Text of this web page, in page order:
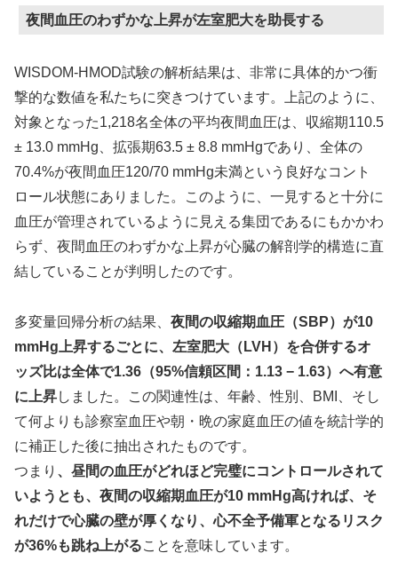
夜間血圧のわずかな上昇が左室肥大を助長する
WISDOM-HMOD試験の解析結果は、非常に具体的かつ衝
撃的な数値を私たちに突きつけています。上記のように、
対象となった1,218名全体の平均夜間血圧は、収縮期110.5
± 13.0 mmHg、拡張期63.5 ± 8.8 mmHgであり、全体の
70.4%が夜間血圧120/70 mmHg未満という良好なコント
ロール状態にありました。このように、一見すると十分に
血圧が管理されているように見える集団であるにもかかわ
らず、夜間血圧のわずかな上昇が心臓の解剖学的構造に直
結していることが判明したのです。
多変量回帰分析の結果、 夜間の収縮期血圧（SBP）が10
mmHg上昇するごとに、左室肥大（LVH）を合併するオ
ッズ比は全体で1.36（95%信頼区間：1.13 − 1.63）へ有意
に上昇しました。この関連性は、年齢、性別、BMI、そし
て何よりも診察室血圧や朝・晩の家庭血圧の値を統計学的
に補正した後に抽出されたものです。
つまり 、昼間の血圧がどれほど完璧にコントロールされて
いようとも、夜間の収縮期血圧が10 mmHg高ければ、そ
れだけで心臓の壁が厚くなり、心不全予備軍となるリスク
が36%も跳ね上がることを意味しています。